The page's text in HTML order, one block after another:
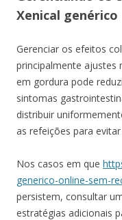
Xenical genérico
Gerenciar os efeitos
principalmente ajustes
em gordura pode
sintomas
distribuir
as refeições para
Nos casos em que
generico-online-sem-
persistem, consultar
estratégias adicionais